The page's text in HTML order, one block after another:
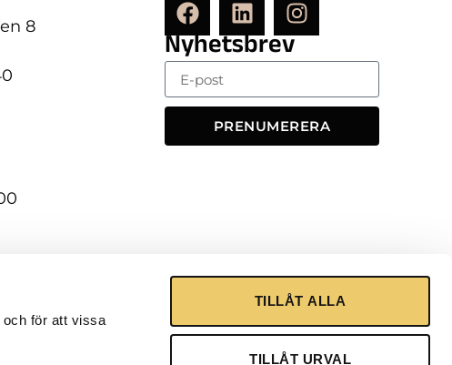
och för att vissa
TILLÅT ALLA
TILLÅT URVAL
8
Nyhetsbrev
PRENUMERERA